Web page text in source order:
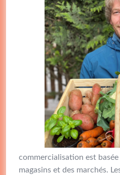
commercialisation est
magasins et des marchés.